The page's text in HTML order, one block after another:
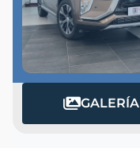
GALERÍA